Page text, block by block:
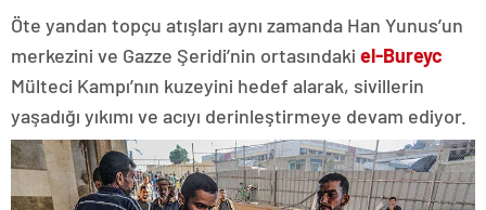
Öte yandan topçu atışları aynı zamanda Han Yunus’un
merkezini ve Gazze Şeridi’nin ortasındaki el-Bureyc
Mülteci Kampı’nın kuzeyini hedef alarak, sivillerin
yaşadığı yıkımı ve acıyı derinleştirmeye devam ediyor.